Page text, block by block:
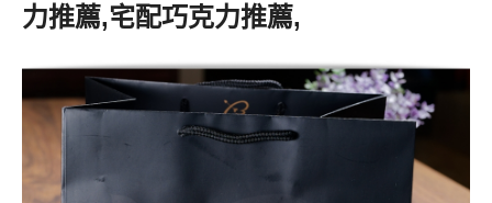
力推薦,宅配巧克力推薦,